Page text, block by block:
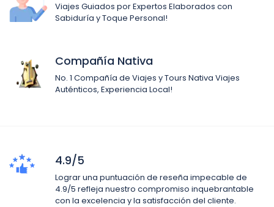
Viajes Guiados por Expertos Elaborados con
Sabiduría y Toque Personal!
Compañía Nativa
No. 1 Compañía de Viajes y Tours Nativa Viajes
Auténticos, Experiencia Local!
4.9/5
Lograr una puntuación de reseña impecable de
4.9/5 refleja nuestro compromiso inquebrantable
con la excelencia y la satisfacción del cliente.